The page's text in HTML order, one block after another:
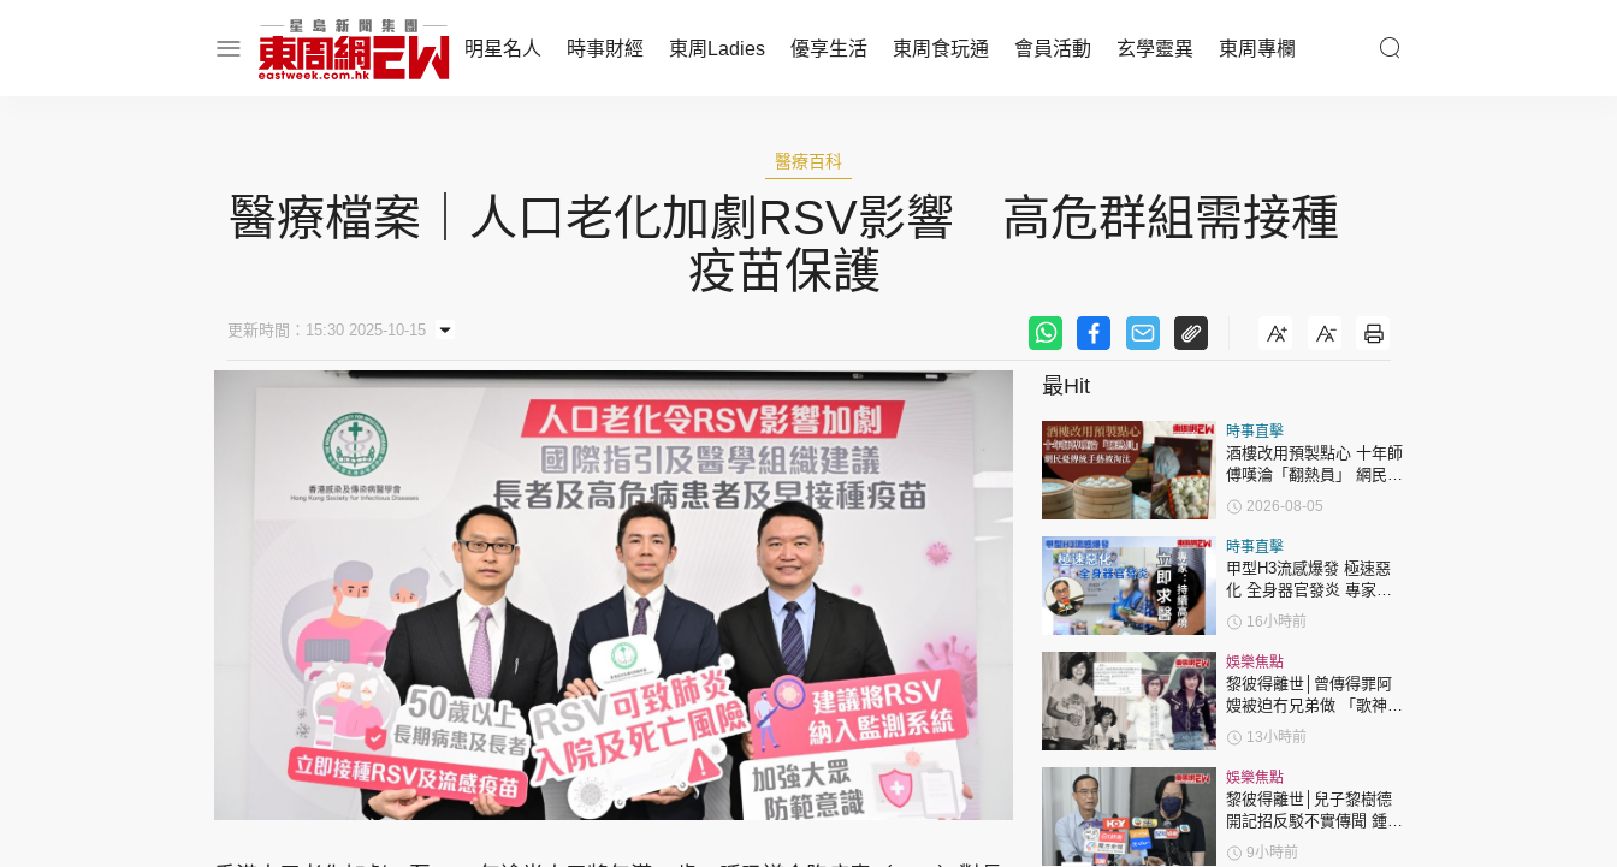
明星名人 時事財經 東周Ladies 優享生活 東周食玩通 會員活動 玄學靈異 東周專欄
話題人物 財經智庫 時尚生活
健康醫美
親子天地
飲食玩樂
會員活動
東周JETSO
玄學靈異
東勝運程
智富天下 李居明
神機妙算 李丞責
緣來有理 麥玲玲
鬼靈精怪 威師兄
娛樂名人
文化藝術
時政財經
健康生活
飲食旅遊
集團旗下品牌
東周刊 cazbuyer 東Touch PCM 電腦廣場 星島頭條 頭條日報 星島環球 The Standard 親子王
醫療百科
醫療檔案｜人口老化加劇RSV影響 高危群組需接種
疫苗保護
更新時間：15:30 2025-10-15
最Hit
時事直擊
酒樓改用預製點心 十年師
傅嘆淪「翻熱員」 網民憂
傳統手藝被淘汰
2026-08-05
時事直擊
甲型H3流感爆發 極速惡
化 全身器官發炎 專家：
持續高燒要立即求醫
16小時前
娛樂焦點
黎彼得離世│曾傳得罪阿
嫂被迫冇兄弟做 「歌神」
許冠傑親筆撰寫悼念忘友
13小時前
娛樂焦點
黎彼得離世│兒子黎樹德
開記招反駁不實傳聞 鍾志
光代好友澄清：冇經濟問
9小時前